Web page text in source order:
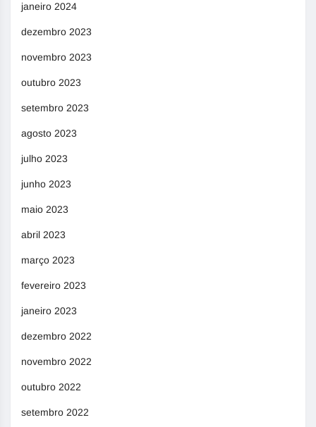
janeiro 2024
dezembro 2023
novembro 2023
outubro 2023
setembro 2023
agosto 2023
julho 2023
junho 2023
maio 2023
abril 2023
março 2023
fevereiro 2023
janeiro 2023
dezembro 2022
novembro 2022
outubro 2022
setembro 2022